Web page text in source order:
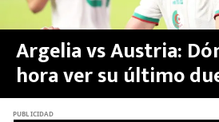
Argelia vs Austria:
hora ver su último
de grupos del